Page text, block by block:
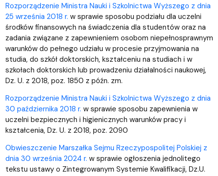
Rozporządzenie Ministra Nauki i Szkolnictwa Wyższego z dnia
25 września 2018 r. w sprawie sposobu podziału dla uczelni
środków finansowych na świadczenia dla studentów oraz na
zadania związane z zapewnieniem osobom niepełnosprawnym
warunków do pełnego udziału w procesie przyjmowania na
studia, do szkół doktorskich, kształceniu na studiach i w
szkołach doktorskich lub prowadzeniu działalności naukowej,
Dz. U. z 2018, poz. 1850 z późn. zm.
Rozporządzenie Ministra Nauki i Szkolnictwa Wyższego z dnia
30 października 2018 r. w sprawie sposobu zapewnienia w
uczelni bezpiecznych i higienicznych warunków pracy i
kształcenia, Dz. U. z 2018, poz. 2090
Obwieszczenie Marszałka Sejmu Rzeczypospolitej Polskiej z
dnia 30 września 2024 r. w sprawie ogłoszenia jednolitego
tekstu ustawy o Zintegrowanym Systemie Kwalifikacji, Dz.U.